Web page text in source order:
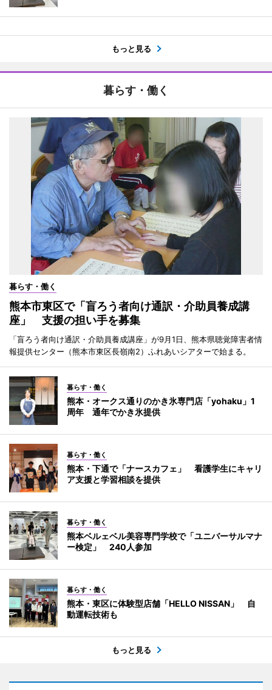
もっと見る
暮らす・働く
暮らす・働く
熊本市東区で「盲ろう者向け通訳・介助員養成講
座」 支援の担い手を募集
「盲ろう者向け通訳・介助員養成講座」が9月1日、熊本県聴覚障害者情
報提供センター（熊本市東区長嶺南2）ふれあいシアターで始まる。
暮らす・働く
熊本・オークス通りのかき氷専門店「yohaku」1
周年 通年でかき氷提供
暮らす・働く
熊本・下通で「ナースカフェ」 看護学生にキャリ
ア支援と学習相談を提供
暮らす・働く
熊本ベルェベル美容専門学校で「ユニバーサルマナ
ー検定」 240人参加
暮らす・働く
熊本・東区に体験型店舗「HELLO NISSAN」 自
動運転技術も
もっと見る